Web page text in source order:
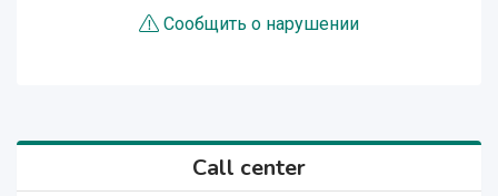
Сообщить о нарушении
Call center